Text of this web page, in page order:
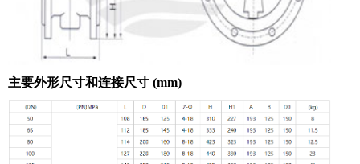
主要外形尺寸和连接尺寸 (mm)